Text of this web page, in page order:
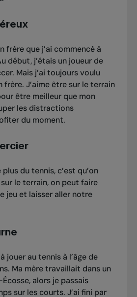
frère que j’ai commencé à
début, j’étais un joueur de
Mais j’ai toujours voulu
frère. J’aime être sur le terrain
être meilleur que mon
les distractions
du moment.
plus du tennis, c’est qu’on
le terrain, on peut faire
jeu et laisser aller notre
jouer au tennis à l’âge de
Ma mère travaillait dans un
alors je passais
sur les courts. J’ai fini par